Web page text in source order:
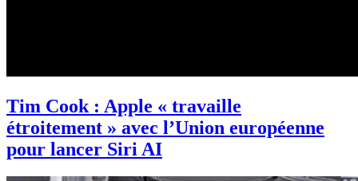
Tim Cook : Apple « travaille
étroitement » avec l’Union européenne
pour lancer Siri AI